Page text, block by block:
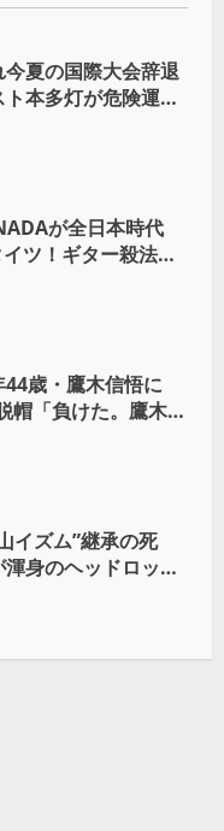
夏の国際大会辞退
本多灯が危険運転
が全日本時代
ツ！ギター殺法で
と闘う時は考え
44歳・鷹木信悟に
帽「負けた。鷹木信
イズム”継承の死
身のヘッドロック
タップ奪取 執念の